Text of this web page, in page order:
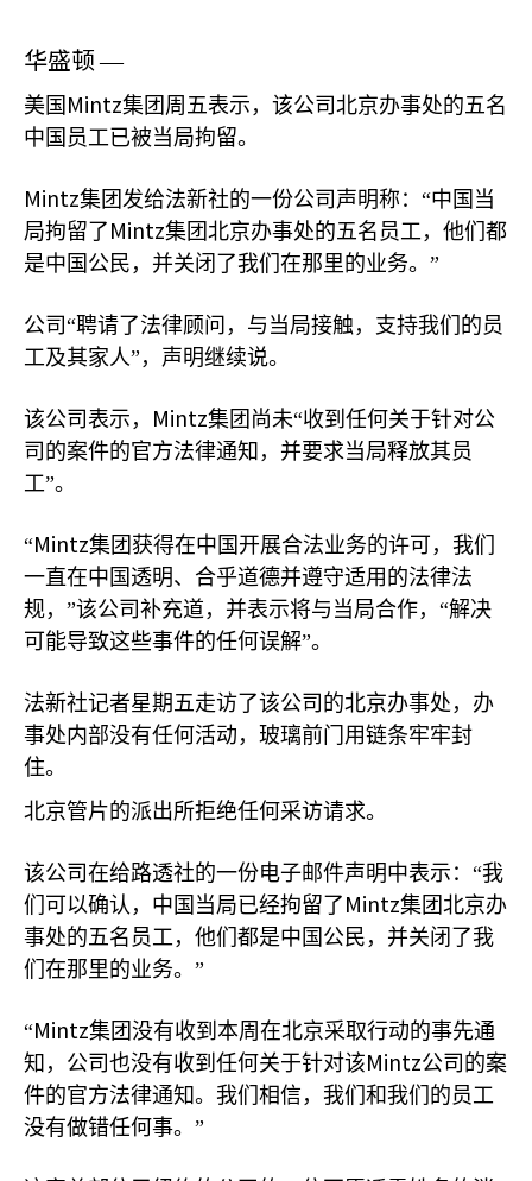
华盛顿 —
美国 Mintz集团周五表示，该公司北京办事处的五名
中国员工已被当局拘留。
Mintz集团发给法新社的一份公司声明称：“中国当
局拘留了 Mintz集团北京办事处的五名员工，他们都
是中国公民，并关闭了我们在那里的业务。”
公司“聘请了法律顾问，与当局接触，支持我们的员
工及其家人”，声明继续说。
该公司表示， Mintz集团尚未“收到任何关于针对公
司的案件的官方法律通知，并要求当局释放其员
工”。
“Mintz集团获得在中国开展合法业务的许可，我们
一直在中国透明、合乎道德并遵守适用的法律法
规，”该公司补充道，并表示将与当局合作，“解决
可能导致这些事件的任何误解”。
法新社记者星期五走访了该公司的北京办事处，办
事处内部没有任何活动，玻璃前门用链条牢牢封
住。
北京管片的派出所拒绝任何采访请求。
该公司在给路透社的一份电子邮件声明中表示：“我
们可以确认，中国当局已经拘留了 Mintz集团北京办
事处的五名员工，他们都是中国公民，并关闭了我
们在那里的业务。”
“Mintz集团没有收到本周在北京采取行动的事先通
知，公司也没有收到任何关于针对该Mintz公司的案
件的官方法律通知。我们相信，我们和我们的员工
没有做错任何事。”